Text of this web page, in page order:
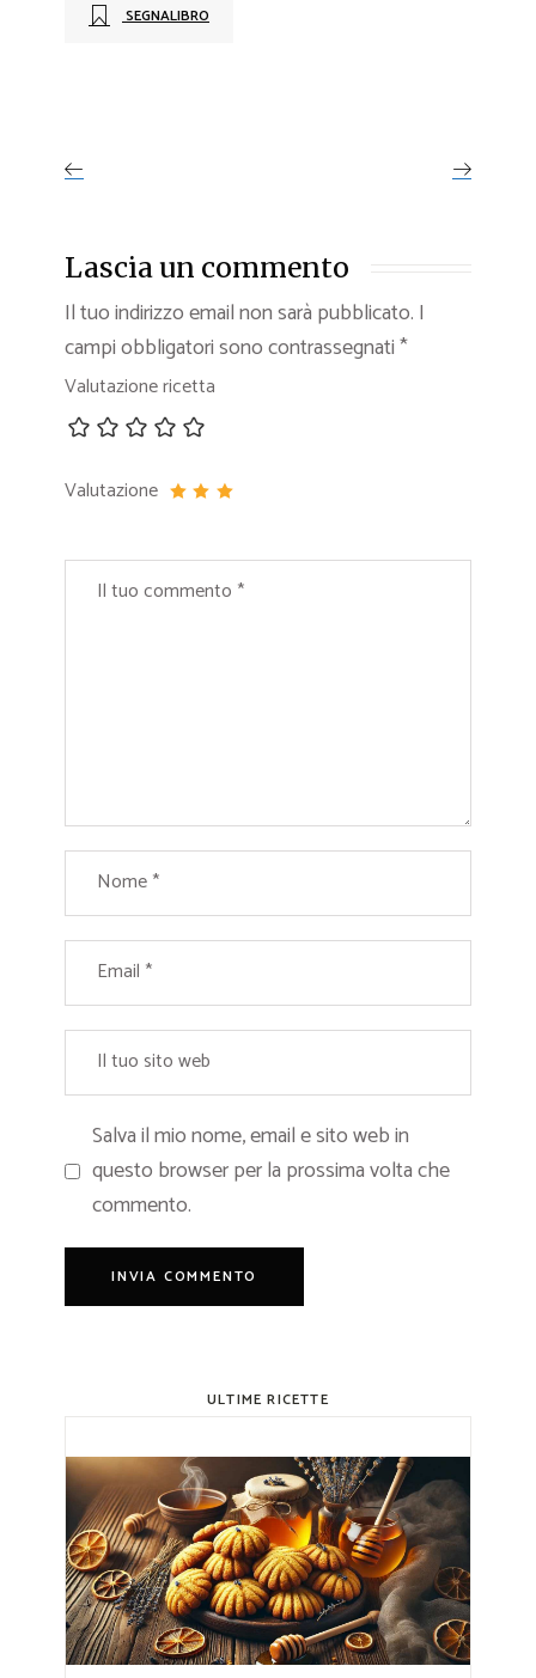
SEGNALIBRO
Lascia un commento
Il tuo indirizzo email non sarà pubblicato. I
campi obbligatori sono contrassegnati*
Valutazione ricetta
Valutazione
Salva il mio nome, email e sito web in
questo browser per la prossima volta che
commento.
ULTIME RICETTE